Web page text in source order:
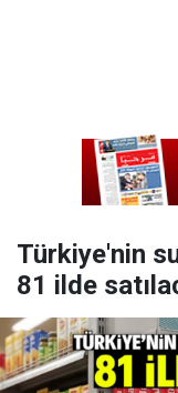
Türkiye'nin
81 ilde